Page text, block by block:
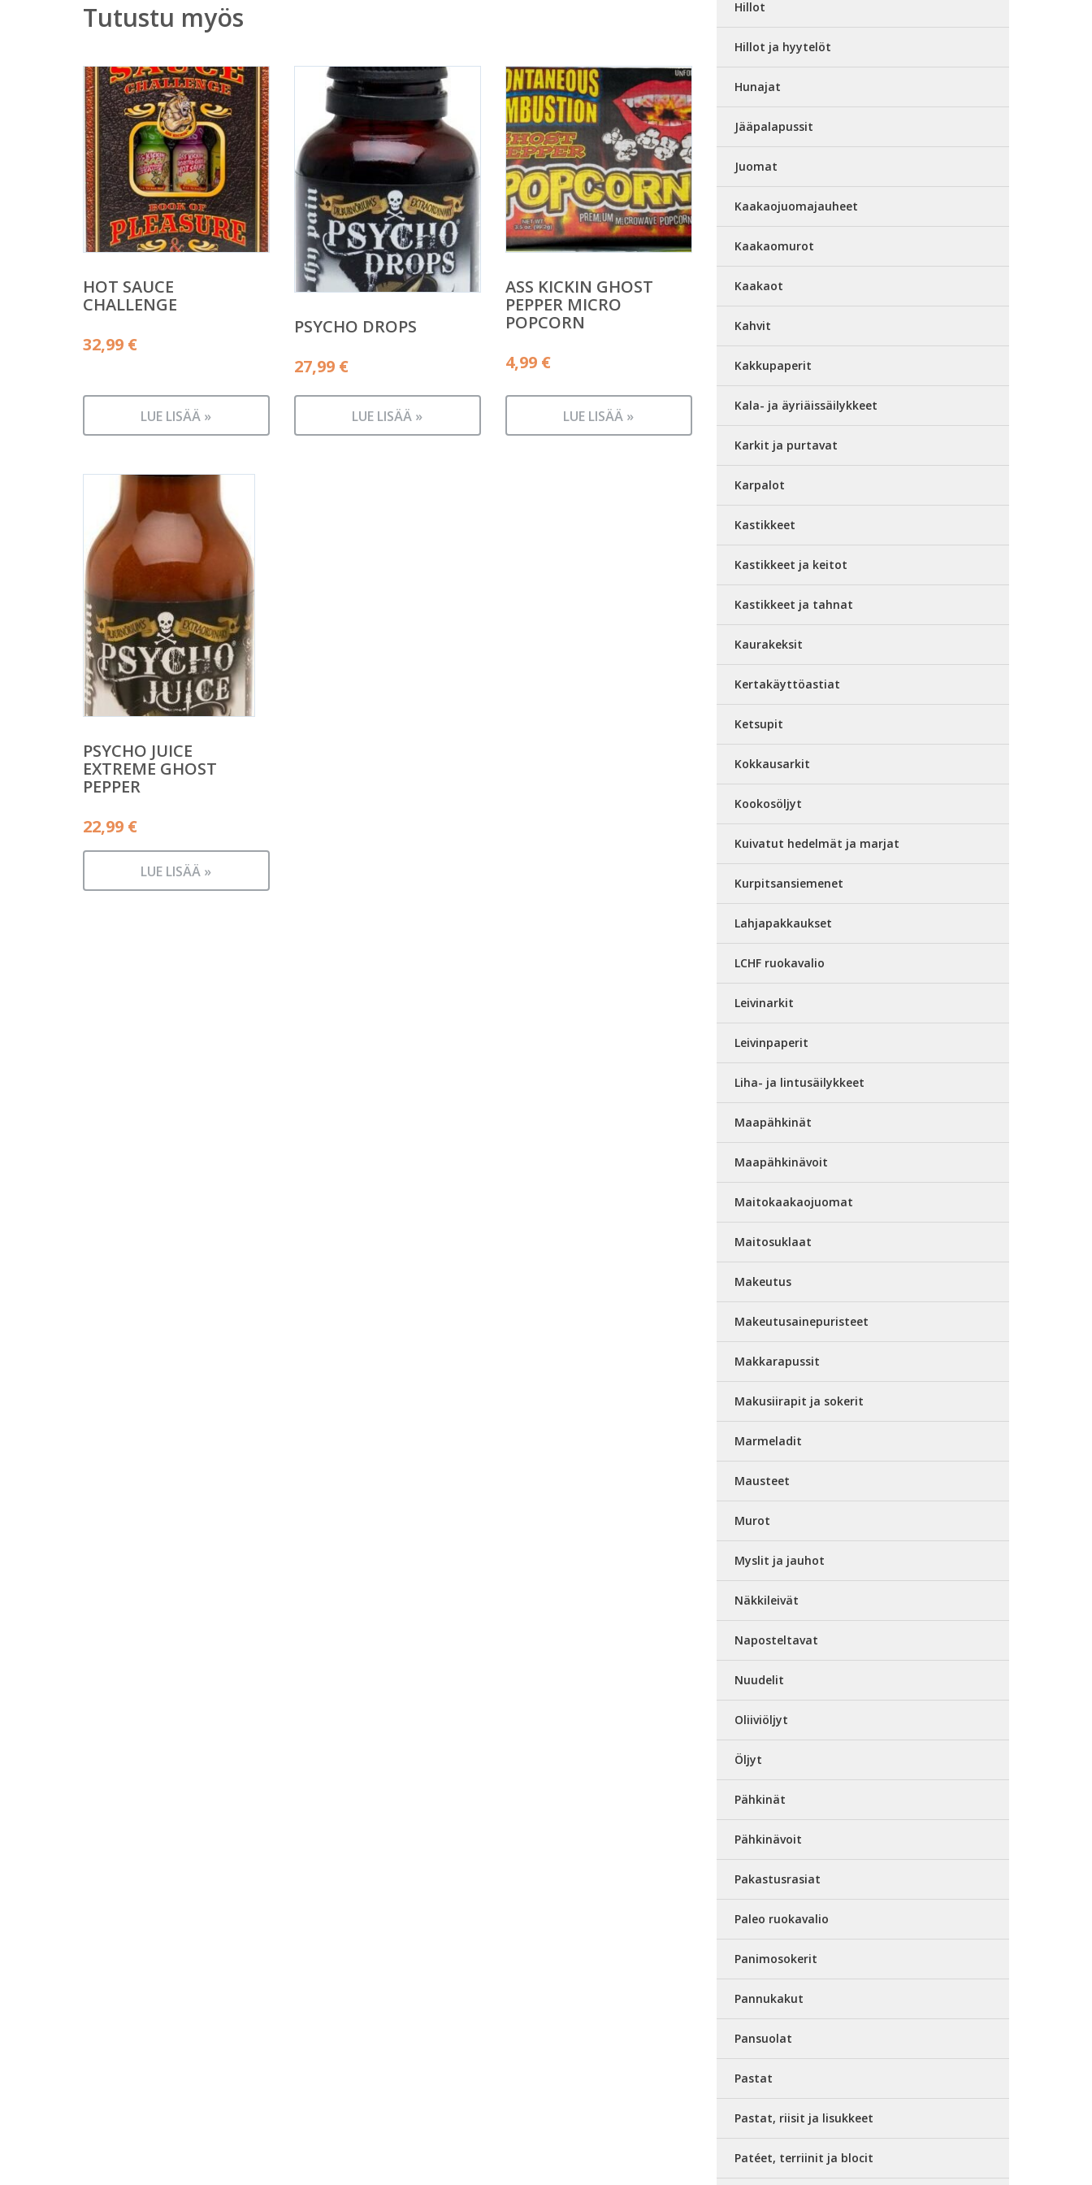
Tutustu myös
HOT SAUCE
CHALLENGE
32,99 €
LUE LISÄÄ »
PSYCHO DROPS
27,99 €
LUE LISÄÄ »
ASS KICKIN GHOST
PEPPER MICRO
POPCORN
4,99 €
LUE LISÄÄ »
PSYCHO JUICE
EXTREME GHOST
PEPPER
22,99 €
LUE LISÄÄ »
Hillot
Hillot ja hyytelöt
Hunajat
Jääpalapussit
Juomat
Kaakaojuomajauheet
Kaakaomurot
Kaakaot
Kahvit
Kakkupaperit
Kala- ja äyriäissäilykkeet
Karkit ja purtavat
Karpalot
Kastikkeet
Kastikkeet ja keitot
Kastikkeet ja tahnat
Kaurakeksit
Kertakäyttöastiat
Ketsupit
Kokkausarkit
Kookosöljyt
Kuivatut hedelmät ja marjat
Kurpitsansiemenet
Lahjapakkaukset
LCHF ruokavalio
Leivinarkit
Leivinpaperit
Liha- ja lintusäilykkeet
Maapähkinät
Maapähkinävoit
Maitokaakaojuomat
Maitosuklaat
Makeutus
Makeutusainepuristeet
Makkarapussit
Makusiirapit ja sokerit
Marmeladit
Mausteet
Murot
Myslit ja jauhot
Näkkileivät
Naposteltavat
Nuudelit
Oliiviöljyt
Öljyt
Pähkinät
Pähkinävoit
Pakastusrasiat
Paleo ruokavalio
Panimosokerit
Pannukakut
Pansuolat
Pastat
Pastat, riisit ja lisukkeet
Patéet, terriinit ja blocit